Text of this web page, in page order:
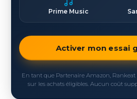
Prime Music
Activer mon essai
En tant que Partenaire Amazon,
sur les achats éligibles. Aucun coût